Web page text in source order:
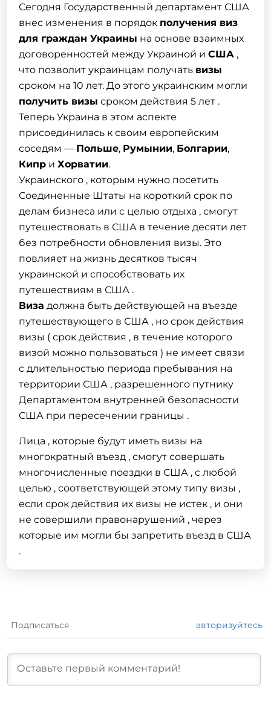
Сегодня Государственный департамент США
внес изменения в порядок получения виз
для граждан Украины на основе взаимных
договоренностей между Украиной иСША ,
что позволит украинцам получать визы
сроком на 10 лет. До этого украинским могли
получить визы сроком действия 5 лет .
Теперь Украина в этом аспекте
присоединилась к своим европейским
соседям — Польше, Румынии, Болгарии,
Кипр иХорватии.
Украинского , которым нужно посетить
Соединенные Штаты на короткий срок по
делам бизнеса или с целью отдыха , смогут
путешествовать в США в течение десяти лет
без потребности обновления визы. Это
повлияет на жизнь десятков тысяч
украинской и способствовать их
путешествиям в США .
Виза должна быть действующей на въезде
путешествующего в США , но срок действия
визы ( срок действия , в течение которого
визой можно пользоваться ) не имеет связи
с длительностью периода пребывания на
территории США , разрешенного путнику
Департаментом внутренней безопасности
США при пересечении границы .
Лица , которые будут иметь визы на
многократный въезд , смогут совершать
многочисленные поездки в США , с любой
целью , соответствующей этому типу визы ,
если срок действия их визы не истек , и они
не совершили правонарушений , через
которые им могли бы запретить въезд в США
.
Подписаться авторизуйтесь